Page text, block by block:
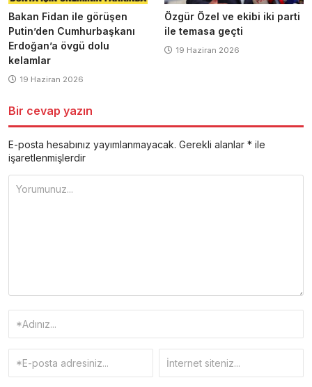
Bakan Fidan ile görüşen
Putin’den Cumhurbaşkanı
Erdoğan’a övgü dolu
kelamlar
19 Haziran 2026
Özgür Özel ve ekibi iki parti
ile temasa geçti
19 Haziran 2026
Bir cevap yazın
E-posta hesabınız yayımlanmayacak. Gerekli alanlar * ile
işaretlenmişlerdir